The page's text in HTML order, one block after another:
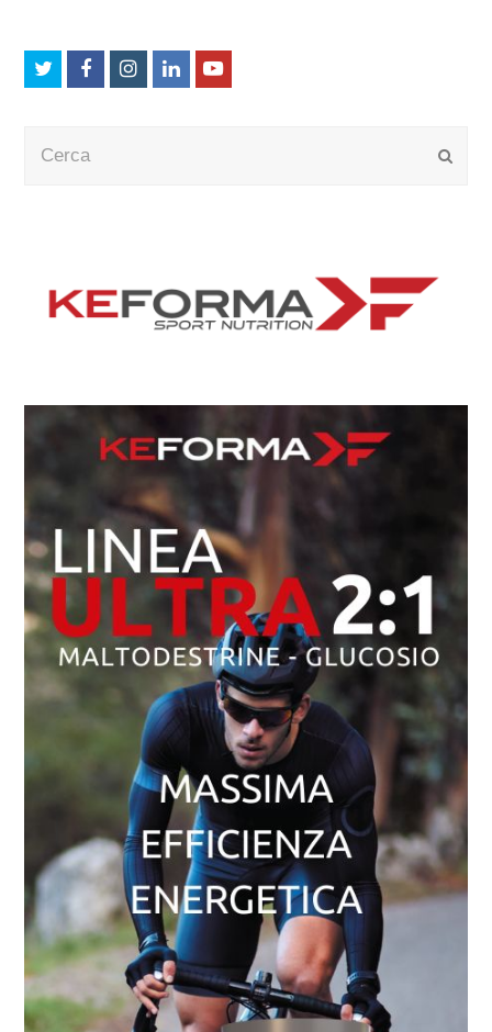
TwitterFacebookInstagram
LinkedInYoutube